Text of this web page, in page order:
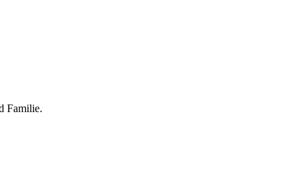
Familie.